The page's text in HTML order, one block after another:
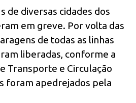
de diversas cidades dos
em greve. Por volta das
de todas as linhas
liberadas, conforme a
Transporte e Circulação
foram apedrejados pela